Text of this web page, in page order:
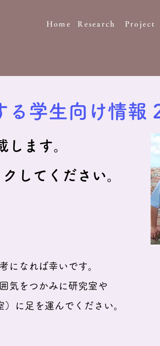
Home Research Project
る学生向け情報
ます。
してください。
なれば幸いです。
をつかみに研究室や
に足を運んでください。